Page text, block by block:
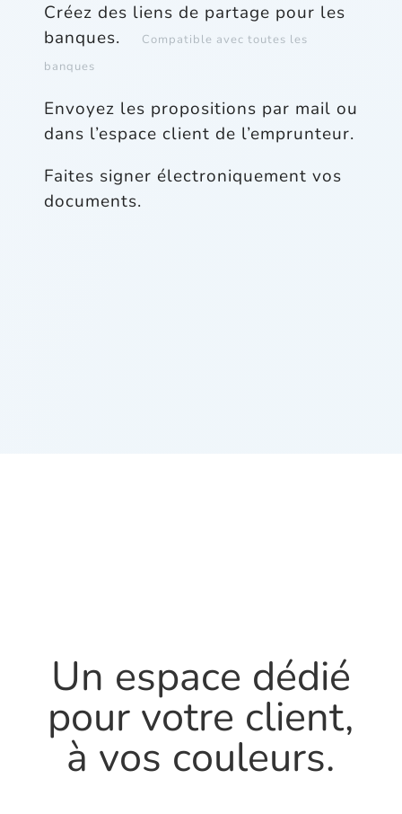
Créez des liens de partage pour les
banques.
Compatible avec toutes les
banques
Envoyez les propositions par mail ou
dans l’espace client de l’emprunteur.
Faites signer électroniquement vos
documents.
Un espace dédié
pour votre client,
à vos couleurs.